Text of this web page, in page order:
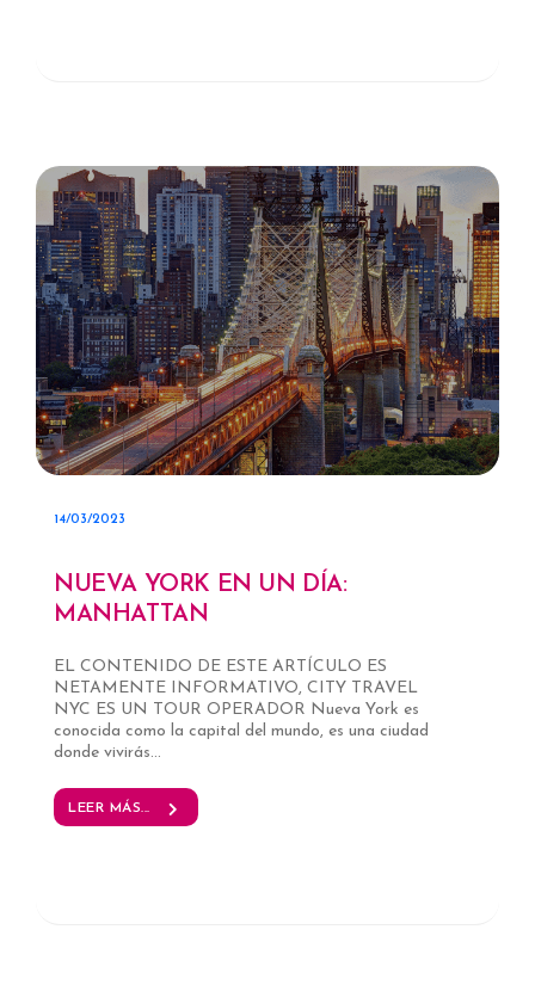
14/03/2023
NUEVA YORK EN UN DÍA:
MANHATTAN
EL CONTENIDO DE ESTE ARTÍCULO ES
NETAMENTE INFORMATIVO, CITY TRAVEL
NYC ES UN TOUR OPERADOR Nueva York es
conocida como la capital del mundo, es una ciudad
donde vivirás...
LEER MÁS...